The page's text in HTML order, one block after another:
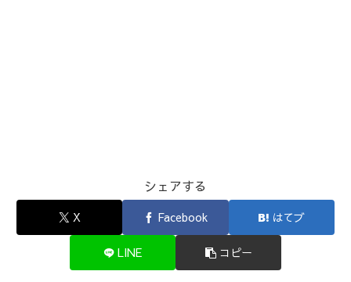
シェアする
X Facebook はてブ
LINE コピー